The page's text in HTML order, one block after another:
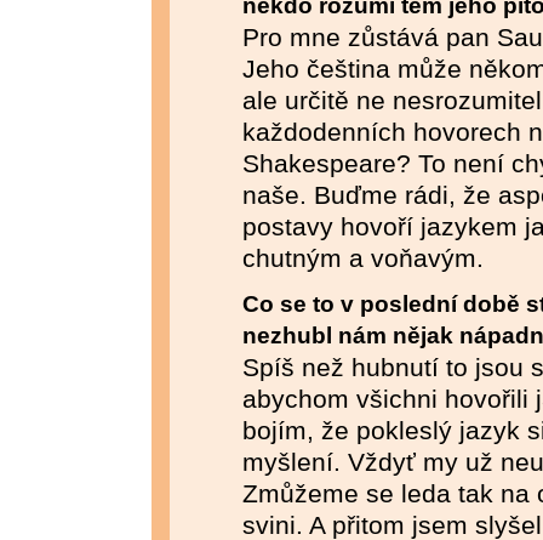
někdo rozumí těm jeho
Pro mne zůstává pan
Jeho čeština může
ale určitě ne
každodenních hovorech
Shakespeare? To není
naše. Buďme rádi, že
postavy hovoří jazykem
chutným a voňavým.
Co se to v poslední době
nezhubl nám nějak
Spíš než hubnutí to jsou
abychom všichni hovořili
bojím, že pokleslý jazyk
myšlení. Vždyť my už
Zmůžeme se leda tak na
svini. A přitom jsem